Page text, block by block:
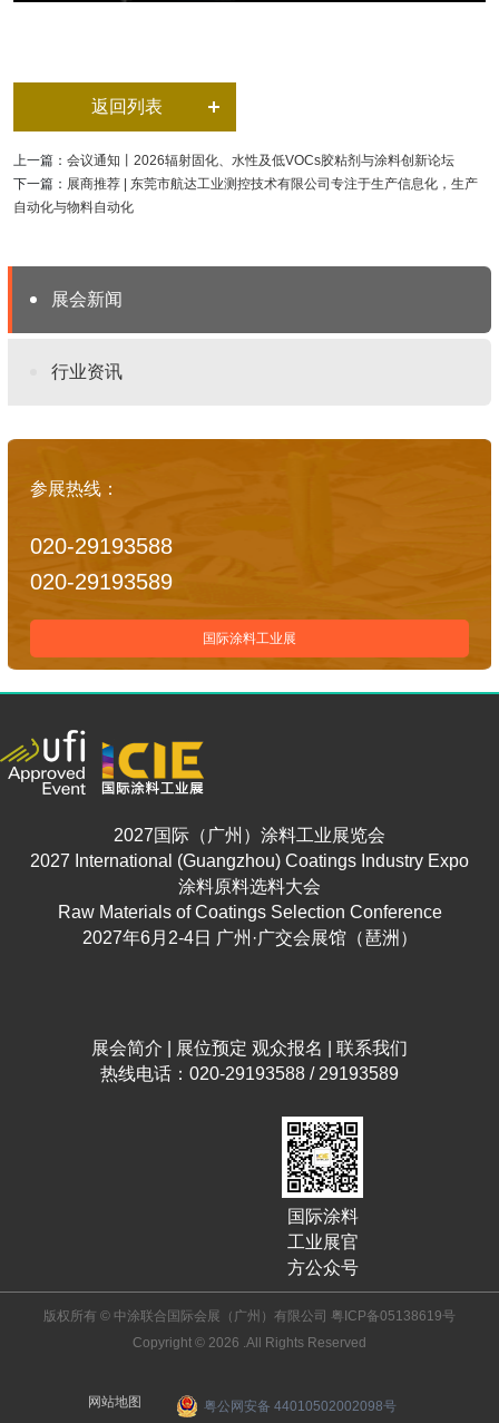
返回列表
上一篇：会议通知丨2026辐射固化、水性及低VOCs胶粘剂与涂料创新论坛
下一篇： 展商推荐 | 东莞市航达工业测控技术有限公司专注于生产信息化，生产
自动化与物料自动化
展会新闻
行业资讯
参展热线：
020-29193588
020-29193589
国际涂料工业展
2027国际（广州）涂料工业展览会
2027 International (Guangzhou) Coatings Industry Expo
涂料原料选料大会
Raw Materials of Coatings Selection Conference
2027年6月2-4日 广州·广交会展馆（琶洲）
展会简介 展位预定 观众报名
联系我们
热线电话：020-29193588 / 29193589
国际涂料
工业展官
方公众号
版权所有 © 中涂联合国际会展（广州）有限公司 粤ICP备05138619号
Copyright © 2026 .All Rights Reserved
粤公网安备 44010502002098号
网站地图